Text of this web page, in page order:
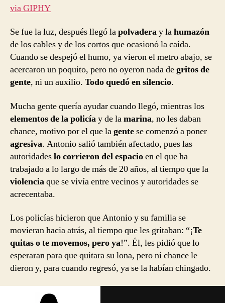
via GIPHY
Se fue la luz, después llegó lapolvaderay lahumazón
de los cables y de los cortos que ocasionó la caída.
Cuando se despejó el humo, ya vieron el metro abajo, se
acercaron un poquito, pero no oyeron nada degritos de
gente, ni un auxilio. Todo quedó en silencio.
Mucha gente quería ayudar cuando llegó, mientras los
elementos de la policíay de lamarina, no les daban
chance, motivo por el que lagentese comenzó a poner
agresiva. Antonio salió también afectado, pues las
autoridadeslo corrieron del espacioen el que ha
trabajado a lo largo de más de 20 años, al tiempo que la
violenciaque se vivía entre vecinos y autoridades se
acrecentaba.
Los policías hicieron que Antonio y su familia se
movieran hacia atrás, al tiempo que les gritaban: “¡Te
quitas o te movemos, pero ya!”. Él, les pidió que lo
esperaran para que quitara su lona, pero ni chance le
dieron y, para cuando regresó, ya se la habían chingado.